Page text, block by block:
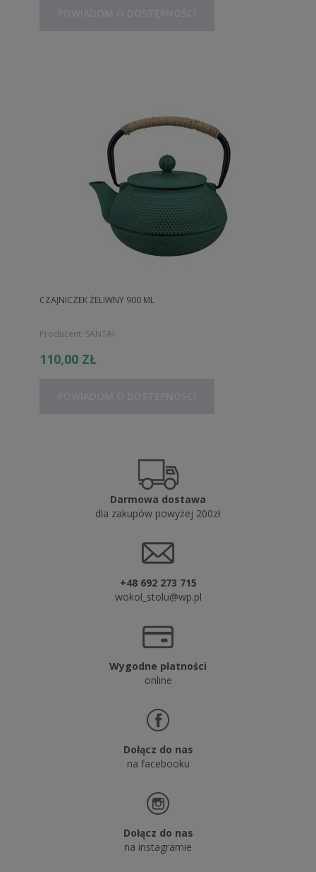
CZAJNICZEK ŻELIWNY 900 ML
Producent: SANTAI
110,00 ZŁ
Darmowa dostawa
dla zakupów powyżej 200zł
+48 692 273 715
wokol_stolu@wp.pl
Wygodne płatności
online
Dołącz do nas
na facebooku
Dołącz do nas
na instagramie